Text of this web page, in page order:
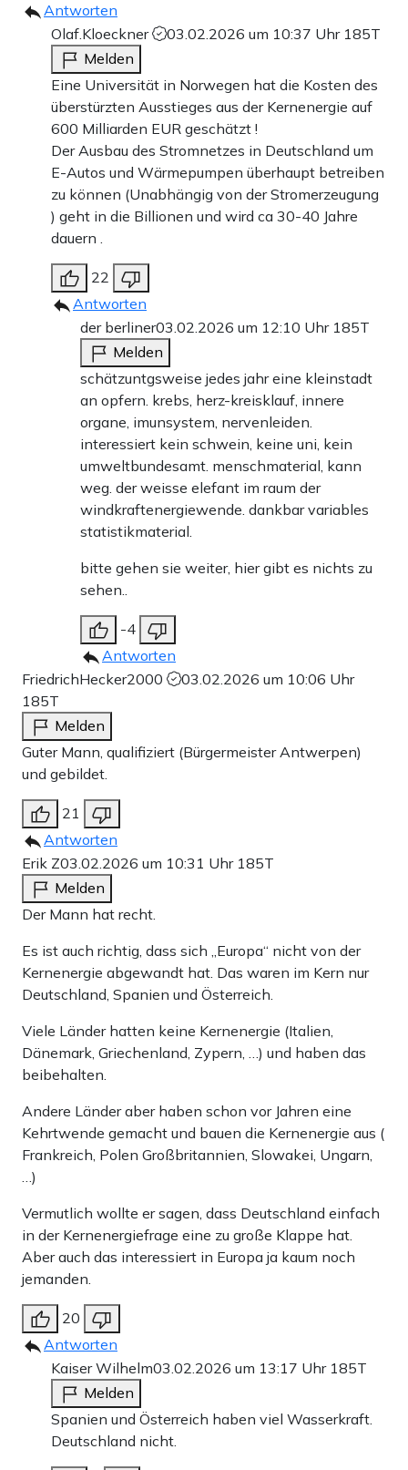
Antworten
Olaf.Kloeckner
03.02.2026 um 10:37 Uhr 185T
Melden
Eine Universität in Norwegen hat die Kosten des
überstürzten Ausstieges aus der Kernenergie auf
600 Milliarden EUR geschätzt !
Der Ausbau des Stromnetzes in Deutschland um
E-Autos und Wärmepumpen überhaupt betreiben
zu können (Unabhängig von der Stromerzeugung
) geht in die Billionen und wird ca 30-40 Jahre
dauern .
22
Antworten
der berliner03.02.2026 um 12:10 Uhr 185T
Melden
schätzuntgsweise jedes jahr eine kleinstadt
an opfern. krebs, herz-kreisklauf, innere
organe, imunsystem, nervenleiden.
interessiert kein schwein, keine uni, kein
umweltbundesamt. menschmaterial, kann
weg. der weisse elefant im raum der
windkraftenergiewende. dankbar variables
statistikmaterial.
bitte gehen sie weiter, hier gibt es nichts zu
sehen..
-4
Antworten
FriedrichHecker2000
03.02.2026 um 10:06 Uhr
185T
Melden
Guter Mann, qualifiziert (Bürgermeister Antwerpen)
und gebildet.
21
Antworten
Erik Z03.02.2026 um 10:31 Uhr 185T
Melden
Der Mann hat recht.
Es ist auch richtig, dass sich „Europa“ nicht von der
Kernenergie abgewandt hat. Das waren im Kern nur
Deutschland, Spanien und Österreich.
Viele Länder hatten keine Kernenergie (Italien,
Dänemark, Griechenland, Zypern, …) und haben das
beibehalten.
Andere Länder aber haben schon vor Jahren eine
Kehrtwende gemacht und bauen die Kernenergie aus (
Frankreich, Polen Großbritannien, Slowakei, Ungarn,
…)
Vermutlich wollte er sagen, dass Deutschland einfach
in der Kernenergiefrage eine zu große Klappe hat.
Aber auch das interessiert in Europa ja kaum noch
jemanden.
20
Antworten
Kaiser Wilhelm03.02.2026 um 13:17 Uhr 185T
Melden
Spanien und Österreich haben viel Wasserkraft.
Deutschland nicht.